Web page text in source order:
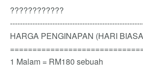
????????????
HARGA PENGINAPAN (HARI
1 Malam = RM180 sebuah